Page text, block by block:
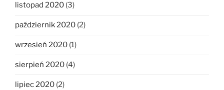
listopad 2020 (3)
październik 2020 (2)
wrzesień 2020 (1)
sierpień 2020 (4)
lipiec 2020 (2)